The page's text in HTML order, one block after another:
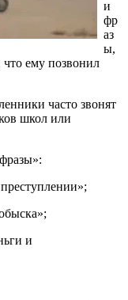
и
фр
аз
ы,
ему позвонил
часто звонят
школ или
и